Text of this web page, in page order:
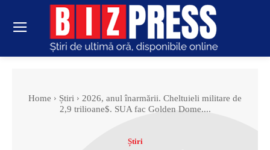
Home Știri
2026, anul înarmării. Cheltuieli militare de
2,9 trilioane$. SUA fac Golden Dome....
Știri